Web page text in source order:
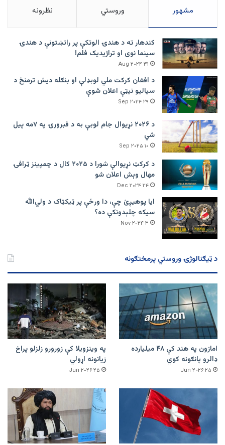
مشهور وروستي نظرونه
کندهار ته د هندۍ الوتکې پر راتښتونې د هندۍ
سینما نوی او تراژيديک فلم!
۳۱ Aug ۲۰۲۴
د افغان کرکت ملي لوبډلې او بنګله دیش ترمنځ د
سیالیو نیټې اعلان شوې
۲۹ Sep ۲۰۲۴
د ۲۰۲۶ نړیوال جام لوبې به د فبرورۍ په ۷مه پیل
شي
۱۰ Sep ۲۰۲۵
د کرکټ نړیوالې شورا د ۲۰۲۵ کال د چمپینز ټرافۍ
مهال وېش اعلان شو
۲۴ Dec ۲۰۲۴
ایا پوهیږئ چې، دا ورځې پر ټيکټاک د ولي‌الله
سیکه چلېدونکې ده؟
۳ Nov ۲۰۲۴
د ټیګنالوژۍ وروستي پرمختګونه
امازون په هند کې ۴۸ میلیارده
ډالرو پانګونه کوي
۲۵ Jun ۲۰۲۶
په وینزویلا کې زورورو زلزلو پراخ
زیانونه اړولي
۲۵ Jun ۲۰۲۶